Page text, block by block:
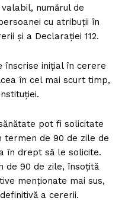
numărul de
cu atribuții în
și a Declarației 112.
înscrise inițial în cerere
în cel mai scurt timp,
pot fi solicitate
termen de 90 de zile de
în drept să le solicite.
de 90 de zile, însoțită
menționate mai sus,
a cererii.